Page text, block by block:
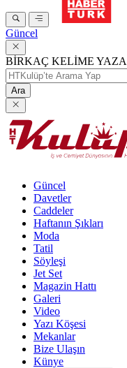
Güncel
BİRKAÇ KELİME
Ara
Güncel
Davetler
Caddeler
Haftanın Şıkları
Moda
Tatil
Söyleşi
Jet Set
Magazin Hattı
Galeri
Video
Yazı Köşesi
Mekanlar
Bize Ulaşın
Künye